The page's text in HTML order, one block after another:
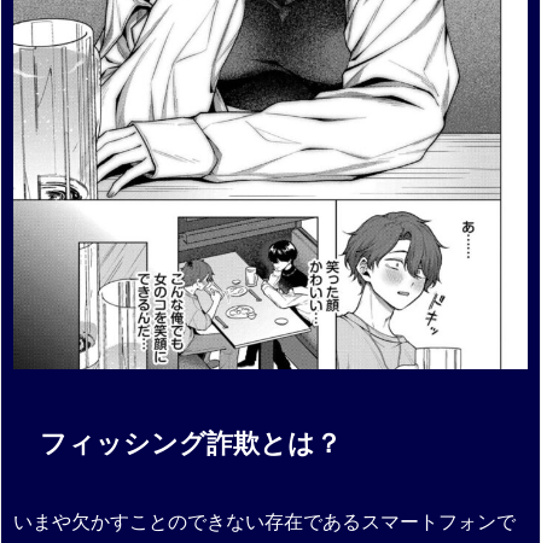
フィッシング詐欺とは？
いまや欠かすことのできない存在であるスマートフォンで